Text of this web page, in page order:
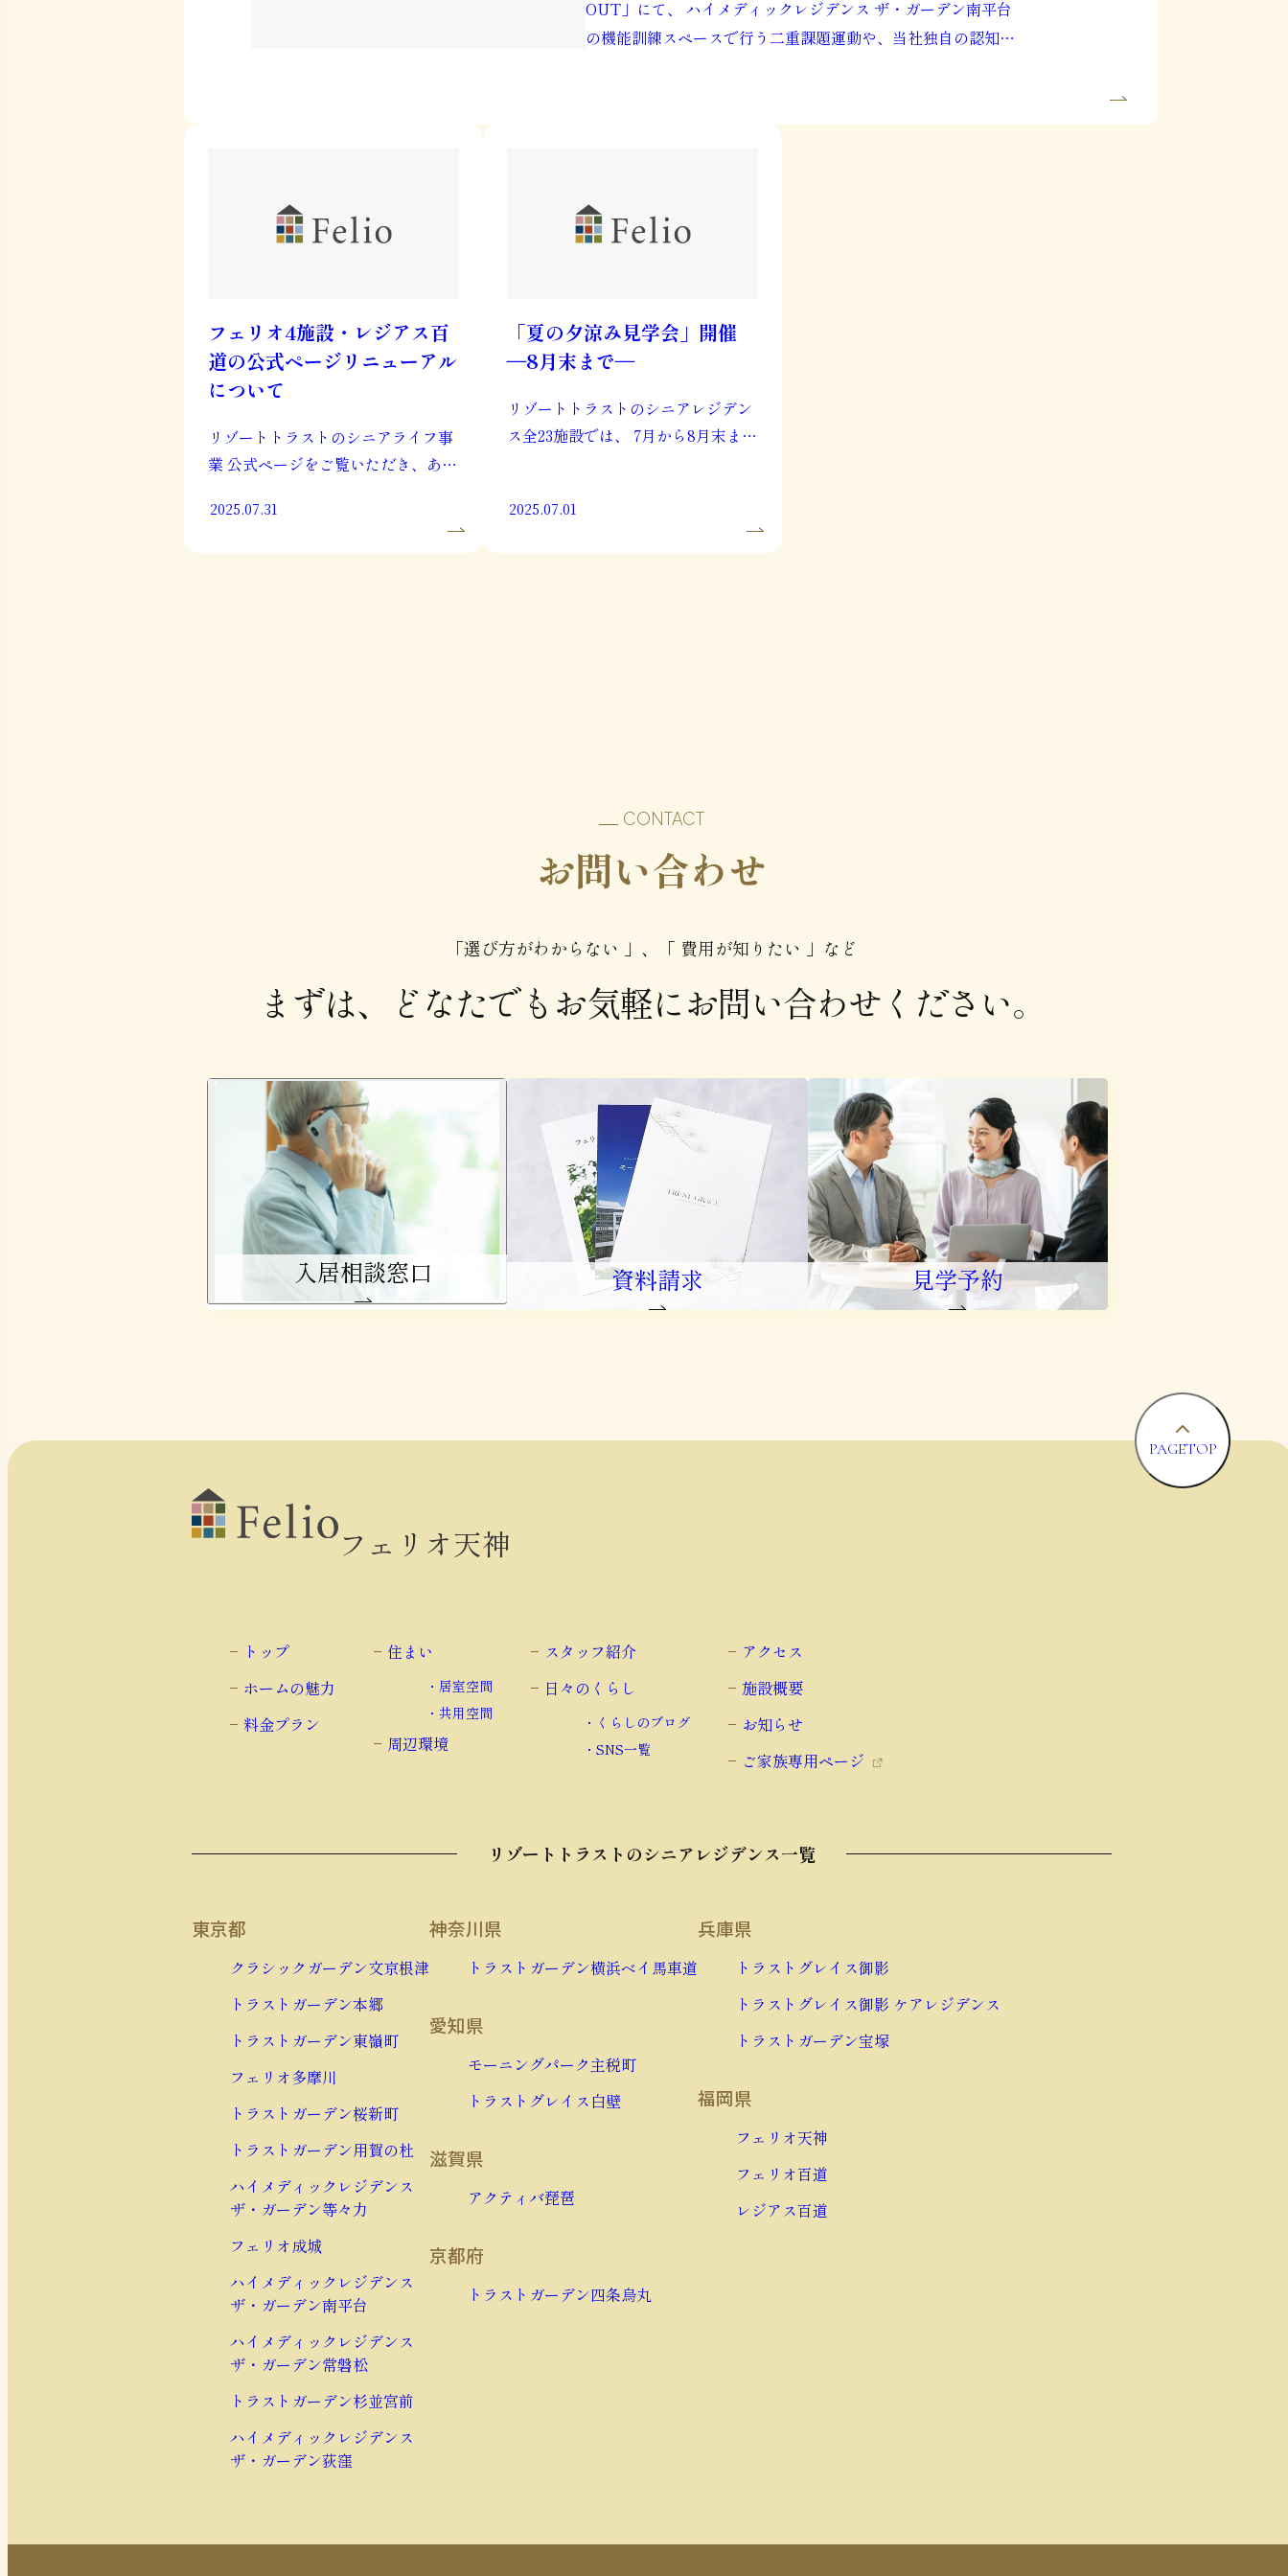
OUT」にて、 ハイメディックレジデンス ザ・ガーデン南平台
の機能訓練スペースで行う二重課題運動や、当社独自の認知症
フェリオ4施設・レジアス百
道の公式ページリニューアル
について
リゾートトラストのシニアライフ事
業 公式ページをご覧いただき、あり
ェリオ4施設とレジアス百道の公式
2025.07.31
「夏の夕涼み見学会」開催
―8月末まで―
リゾートトラストのシニアレジデン
ス全23施設では、 7月から8月末ま
学会の概要 空調管理された快適な館
2025.07.01
CONTACT
お問い合わせ
「選び方がわからない 」、「 費用が知りたい 」など
まずは、どなたでもお気軽にお問い合わせください。
入居相談窓口 資料請求 見学予約
PAGETOP
フェリオ天神
トップ
ホームの魅力
料金プラン
住まい
・居室空間
・共用空間
周辺環境
スタッフ紹介
日々のくらし
・くらしのブログ
・SNS一覧
アクセス
施設概要
お知らせ
ご家族専用ページ
リゾートトラストのシニアレジデンス一覧
東京都
クラシックガーデン文京根津
トラストガーデン本郷
トラストガーデン東嶺町
フェリオ多摩川
トラストガーデン桜新町
トラストガーデン用賀の杜
ハイメディックレジデンス
ザ・ガーデン等々力
フェリオ成城
ハイメディックレジデンス
ザ・ガーデン南平台
ハイメディックレジデンス
ザ・ガーデン常磐松
トラストガーデン杉並宮前
ハイメディックレジデンス
ザ・ガーデン荻窪
神奈川県
トラストガーデン横浜ベイ馬車道
愛知県
モーニングパーク主税町
トラストグレイス白壁
滋賀県
アクティバ琵琶
京都府
トラストガーデン四条烏丸
兵庫県
トラストグレイス御影
トラストグレイス御影 ケアレジデンス
トラストガーデン宝塚
福岡県
フェリオ天神
フェリオ百道
レジアス百道